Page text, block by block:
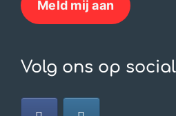
Meld mij aan
Volg ons op